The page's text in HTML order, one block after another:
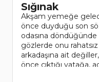
Sığınak
Akşam yemeğe
önce duyduğu son
odasına döndüğünde
gözlerde onu
arkadaşına ait
önce çıktığı yatağa,